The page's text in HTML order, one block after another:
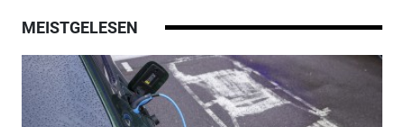
MEISTGELESEN